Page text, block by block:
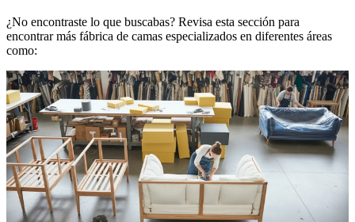
¿No encontraste lo que buscabas? Revisa esta sección para
encontrar más fábrica de camas especializados en diferentes áreas
como: